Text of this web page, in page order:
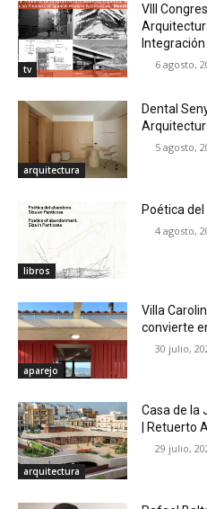
tv
VIII
6 agosto,
arquitectura
Dental
5 agosto,
libros
Poética
4 agosto,
aparejo
Villa
convierte
30 julio,
arquitectura
Casa de la
| Retuerto
29 julio,